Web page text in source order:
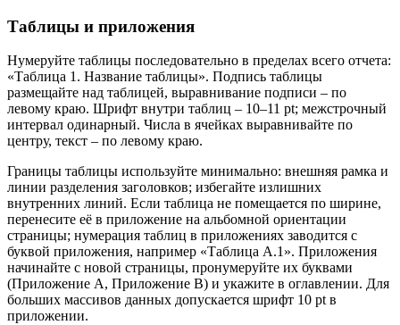
Таблицы и приложения
Нумеруйте таблицы последовательно в пределах всего отчета:
«Таблица 1. Название таблицы». Подпись таблицы
размещайте над таблицей, выравнивание подписи – по
левому краю. Шрифт внутри таблиц – 10–11 pt; межстрочный
интервал одинарный. Числа в ячейках выравнивайте по
центру, текст – по левому краю.
Границы таблицы используйте минимально: внешняя рамка и
линии разделения заголовков; избегайте излишних
внутренних линий. Если таблица не помещается по ширине,
перенесите её в приложение на альбомной ориентации
страницы; нумерация таблиц в приложениях заводится с
буквой приложения, например «Таблица A.1». Приложения
начинайте с новой страницы, пронумеруйте их буквами
(Приложение A, Приложение B) и укажите в оглавлении. Для
больших массивов данных допускается шрифт 10 pt в
приложении.